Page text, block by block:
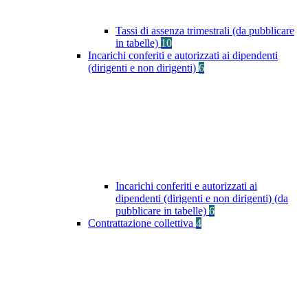
Tassi di assenza trimestrali (da pubblicare
in tabelle) 10
Incarichi conferiti e autorizzati ai dipendenti
(dirigenti e non dirigenti) 6
Incarichi conferiti e autorizzati ai
dipendenti (dirigenti e non dirigenti) (da
pubblicare in tabelle) 6
Contrattazione collettiva 4